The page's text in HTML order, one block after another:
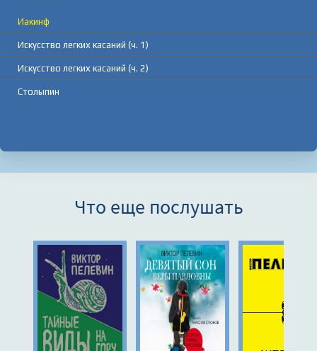
Иакинф
Искусство легких касаний (ч. 1)
Искусство легких касаний (ч. 2)
Столыпин
Что еще послушать